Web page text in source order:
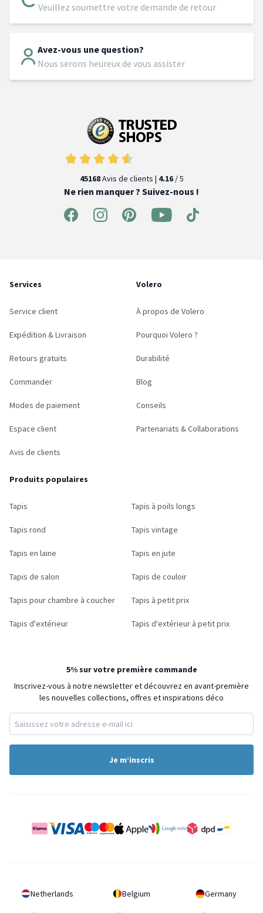
Veuillez soumettre votre demande de retour
Avez-vous une question?
Nous serons heureux de vous assister
45168Avis de clients | 4.16/ 5
Ne rien manquer ? Suivez-nous !
Services
Service client
Expédition & Livraison
Retours gratuits
Commander
Modes de paiement
Espace client
Avis de clients
Volero
À propos de Volero
Pourquoi Volero ?
Durabilité
Blog
Conseils
Partenariats & Collaborations
Produits populaires
Tapis Tapis à poils longs
Tapis rond Tapis vintage
Tapis en laine Tapis en jute
Tapis de salon Tapis de couloir
Tapis pour chambre à coucher Tapis à petit prix
Tapis d'extérieur Tapis d'extérieur à petit prix
5% sur votre première commande
Inscrivez-vous à notre newsletter et découvrez en avant-première
les nouvelles collections, offres et inspirations déco
Je m’inscris
Netherlands Belgium Germany